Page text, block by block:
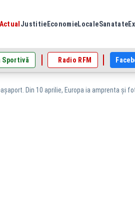
Actual Justitie EconomieLocaleSanatate
Sportivă Radio RFM
Din 10 aprilie, Europa ia amprenta și